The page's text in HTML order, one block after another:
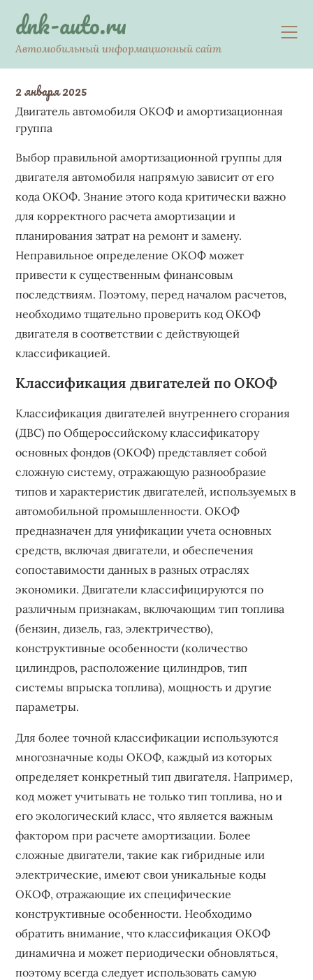
contentdnk-auto.ru
Автомобильный информационный сайт
2 января 2025
Двигатель автомобиля ОКОФ и амортизационная
группа
Выбор правильной амортизационной группы для
двигателя автомобиля напрямую зависит от его
кода ОКОФ. Знание этого кода критически важно
для корректного расчета амортизации и
планирования затрат на ремонт и замену.
Неправильное определение ОКОФ может
привести к существенным финансовым
последствиям. Поэтому, перед началом расчетов,
необходимо тщательно проверить код ОКОФ
двигателя в соответствии с действующей
классификацией.
Классификация двигателей по ОКОФ
Классификация двигателей внутреннего сгорания
(ДВС) по Общероссийскому классификатору
основных фондов (ОКОФ) представляет собой
сложную систему, отражающую разнообразие
типов и характеристик двигателей, используемых в
автомобильной промышленности. ОКОФ
предназначен для унификации учета основных
средств, включая двигатели, и обеспечения
сопоставимости данных в разных отраслях
экономики. Двигатели классифицируются по
различным признакам, включающим тип топлива
(бензин, дизель, газ, электричество),
конструктивные особенности (количество
цилиндров, расположение цилиндров, тип
системы впрыска топлива), мощность и другие
параметры.
Для более точной классификации используются
многозначные коды ОКОФ, каждый из которых
определяет конкретный тип двигателя. Например,
код может учитывать не только тип топлива, но и
его экологический класс, что является важным
фактором при расчете амортизации. Более
сложные двигатели, такие как гибридные или
электрические, имеют свои уникальные коды
ОКОФ, отражающие их специфические
конструктивные особенности. Необходимо
обратить внимание, что классификация ОКОФ
динамична и может периодически обновляться,
поэтому всегда следует использовать самую